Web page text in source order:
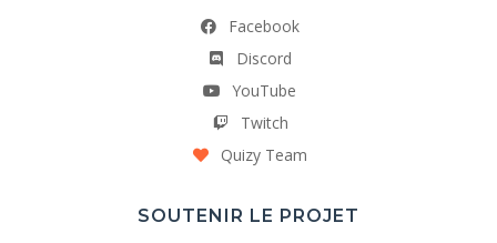
Facebook
Discord
YouTube
Twitch
Quizy Team
SOUTENIR LE PROJET